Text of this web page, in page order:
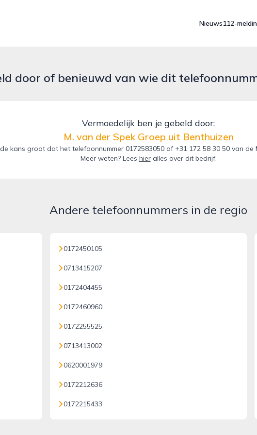
Nieuws112-
door of benieuwd van wie dit
Vermoedelijk ben je gebeld door:
M. van der Spek Groep uit Benthuizen
kans groot dat het telefoonnummer 0172583050 of +31 172 58 30 50 van de
Meer weten? Lees hieralles over dit bedrijf.
Andere telefoonnummers in de regio
0172450105
0713415207
0172404455
0172460960
0172255525
0713413002
0620001979
0172212636
0172215433